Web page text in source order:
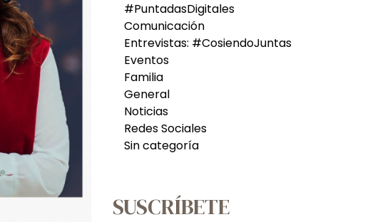
#PuntadasDigitales
Comunicación
Entrevistas: #CosiendoJuntas
Eventos
Familia
General
Noticias
Redes Sociales
Sin categoría
SUSCRÍBETE